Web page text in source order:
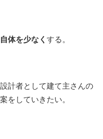
体を少なく する。
計者として建て主さんの
をしていきたい。